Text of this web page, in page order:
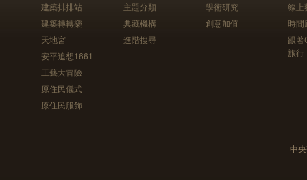
建築排排站
建築轉轉樂
天地宮
安平追想1661
工藝大冒險
原住民儀式
原住民服飾
主題分類
典藏機構
進階搜尋
學術研究
創意加值
線上
時間
跟
旅行
中